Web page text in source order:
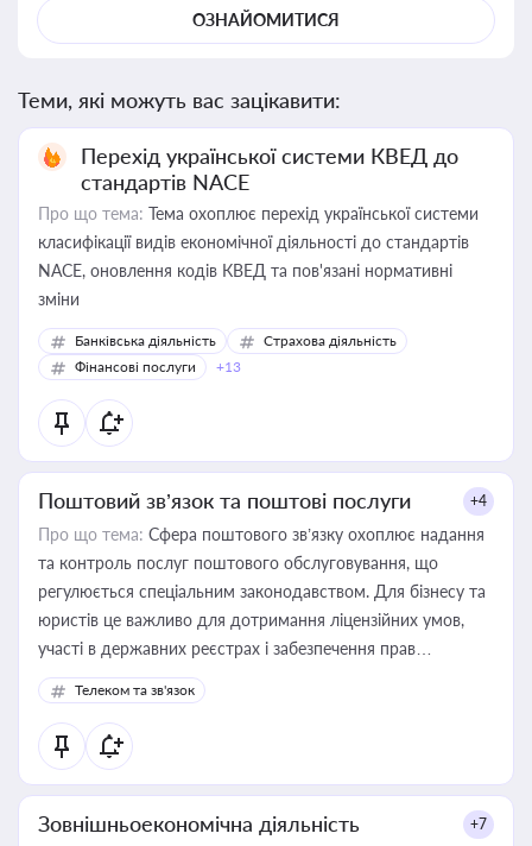
ОЗНАЙОМИТИСЯ
Теми, які можуть вас зацікавити:
Перехід української системи КВЕД до
стандартів NACE
Про що тема: Тема охоплює перехід української системи
класифікації видів економічної діяльності до стандартів
NACE, оновлення кодів КВЕД та пов'язані нормативні
зміни
Банківська діяльність
Страхова діяльність
Фінансові послуги
+13
Поштовий зв’язок та поштові послуги +4
Про що тема: Сфера поштового зв’язку охоплює надання
та контроль послуг поштового обслуговування, що
регулюється спеціальним законодавством. Для бізнесу та
юристів це важливо для дотримання ліцензійних умов,
участі в державних реєстрах і забезпечення прав
споживачів.
Телеком та зв'язок
Зовнішньоекономічна діяльність +7